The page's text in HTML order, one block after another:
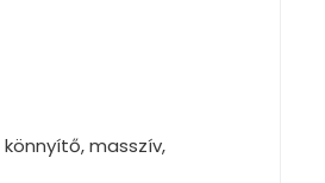
masszív,